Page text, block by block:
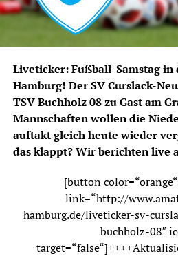
Liveticker: Fußball-Samstag in
Hamburg! Der SV Curslack-
TSV Buchholz 08 zu Gast am
Mannschaften wollen die
auftakt gleich heute wieder
das klappt? Wir berichten live
[button
link=“http://
hamburg.de/liveticker-sv-
buchholz-08″